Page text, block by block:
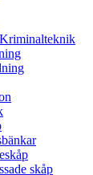
skåp